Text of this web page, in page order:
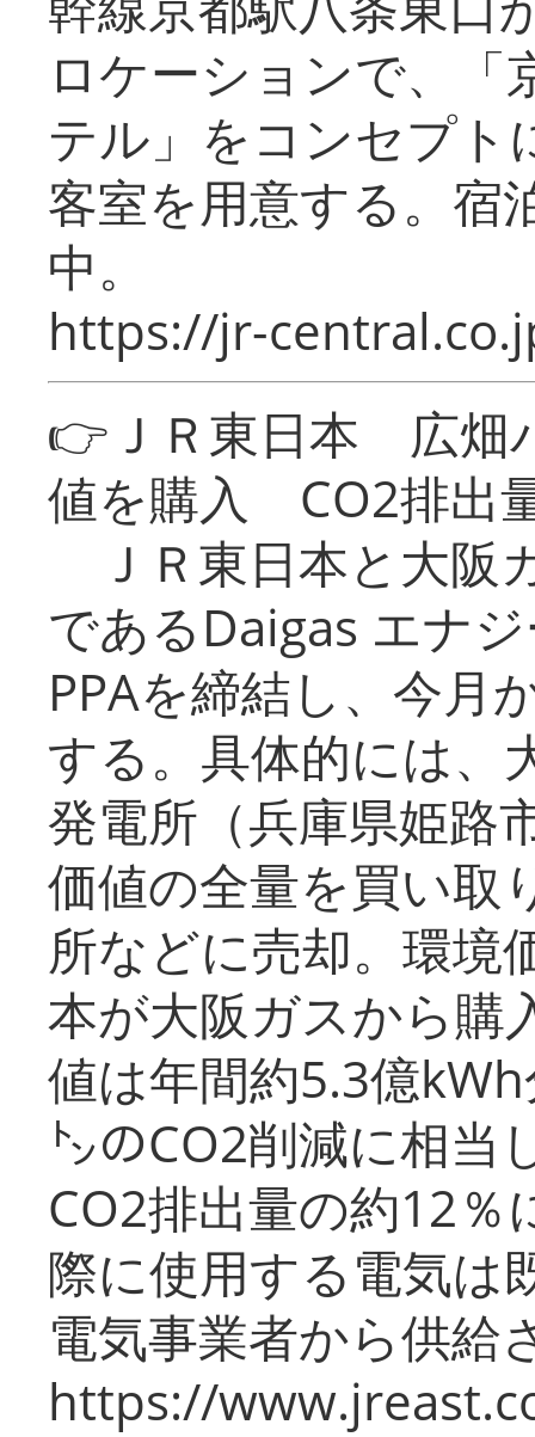
ロケーションで、「
テル」をコンセプト
客室を用意する。宿
中。
https://jr-
👉ＪＲ東日本 広畑
値を購入 CO2排出
ＪＲ東日本と大阪
であるDaigas エナ
PPAを締結し、今月
する。具体的には、
発電所（兵庫県姫路
価値の全量を買い取
所などに売却。環境
本が大阪ガスから購
値は年間約5.3億
㌧のCO2削減に相当
CO2排出量の約12％
際に使用する電気は
電気事業者から供給
https://